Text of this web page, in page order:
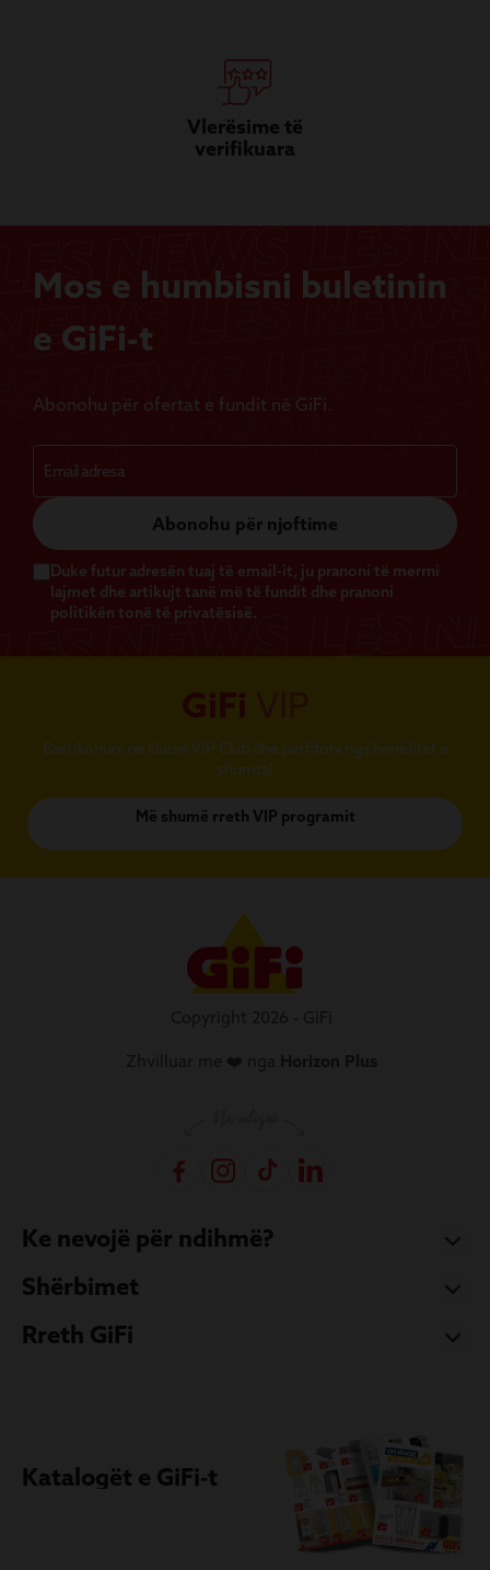
Vlerësime të
verifikuara
Mos e humbisni buletinin
e GiFi-t
Abonohu për ofertat e fundit në GiFi.
Abonohu për njoftime
Duke futur adresën tuaj të email-it, ju pranoni të merrni
lajmet dhe artikujt tanë më të fundit dhe pranoni
politikën tonë të privatësisë.
GiFi
Bashkohuni në klubin VIP Club dhe përfitoni nga benefitet e
shumta!
Më shumë rreth VIP programit
Ke nevojë për ndihmë?
Shërbimet
Rreth GiFi
Katalogët e GiFi-t